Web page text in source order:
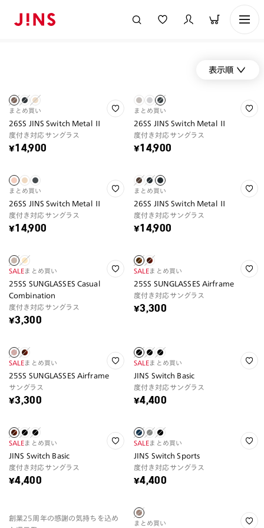
表示順
まとめ買い
26SS JINS Switch Metal Ⅱ
度付き対応サングラス
¥14,900
まとめ買い
26SS JINS Switch Metal Ⅱ
度付き対応サングラス
¥14,900
まとめ買い
26SS JINS Switch Metal Ⅱ
度付き対応サングラス
¥14,900
まとめ買い
26SS JINS Switch Metal Ⅱ
度付き対応サングラス
¥14,900
SALEまとめ買い
25SS SUNGLASSES Casual
Combination
度付き対応サングラス
¥3,300
SALEまとめ買い
25SS SUNGLASSES Airframe
度付き対応サングラス
¥3,300
SALEまとめ買い
25SS SUNGLASSES Airframe
サングラス
¥3,300
SALEまとめ買い
JINS Switch Basic
度付き対応サングラス
¥4,400
SALEまとめ買い
JINS Switch Basic
度付き対応サングラス
¥4,400
SALEまとめ買い
JINS Switch Sports
度付き対応サングラス
¥4,400
創業25周年の感謝の気持ちを込め
まとめ買い